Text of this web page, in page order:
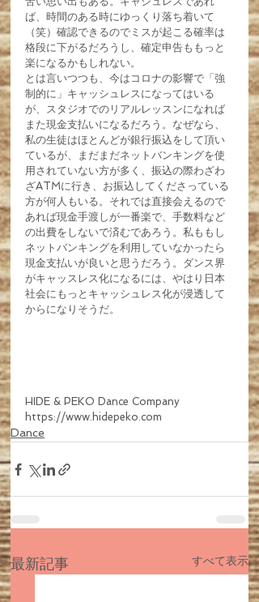
ば、時間のある時にゆっくり落ち着いて
（笑）確認できるのでミスが起こる確率は
格段に下がるだろうし、確定申告ももっと
楽になるかもしれない。
とは言いつつも、今はコロナの影響で「強
制的に」キャッシュレスになってはいる
が、スタジオでのリアルレッスンになれば
また現金支払いになるだろう。なぜなら、
私の生徒はほとんどが銀行振込をして頂い
ているが、まだまだネットバンキングを使
用されていない方が多く、振込の際わざわ
ざATMに行き、お振込してくださっている
方が何人もいる。それでは直接会えるので
あれば現金手渡しが一番楽で、手数料など
の出費をしないで済むであろう。私ももし
ネットバンキングを利用していなかったら
現金支払いが良いと思うだろう。ダンス界
がキャッスレス化になるには、やはり日本
社会にもっとキャッシュレス化が浸透して
からになりそうだ。
HIDE & PEKO Dance Company
https://www.hidepeko.com
Dance
最新記事 すべて表示